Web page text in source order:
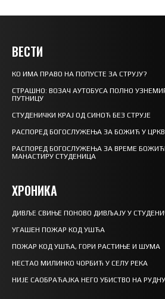
ВЕСТИ
КО ИМА ПРАВО НА ПОПУСТЕ ЗА СТРУЈУ?
СТРАШНО: ВОЗАЧ АУТОБУСА ПОЛНО
ПУТНИЦУ
СТУДЕНИЧКИ КРАЈ ОД СИНОЋ БЕЗ СТРУЈЕ
РАСПОРЕД БОГОСЛУЖЕЊА ЗА БОЖИЋ У
РАСПОРЕД БОГОСЛУЖЕЊА ЗА ВРЕМЕ
МАНАСТИРУ СТУДЕНИЦА
ХРОНИКА
ДИВЉЕ СВИЊЕ ПОНОВО ДИВЉАЈУ У
УГАШЕН ПОЖАР КОД УШЋА
ПОЖАР КОД УШЋА, ГОРИ РАСТИЊЕ И ШУМА
НЕСТАО МИЛИНКО ЧОРБИЋ У СЕЛУ РЕКА
НИЈЕ САОБРАЋАЈКА НЕГО УБИСТВО НА РУДНУ